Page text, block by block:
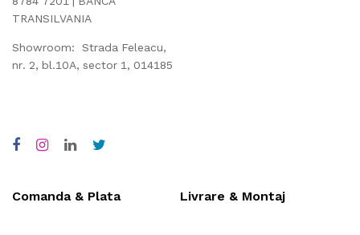
TRANSILVANIA
Showroom: Strada Feleacu,
nr. 2, bl.10A, sector 1, 014185
Comanda & Plata Livrare & Montaj